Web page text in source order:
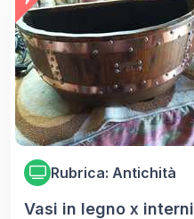
Rubrica: Antichità
Vasi in legno x interni